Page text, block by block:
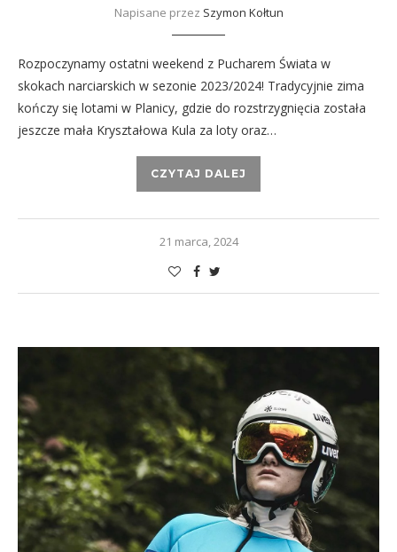
Napisane przez Szymon Kołtun
Rozpoczynamy ostatni weekend z Pucharem Świata w
skokach narciarskich w sezonie 2023/2024! Tradycyjnie zima
kończy się lotami w Planicy, gdzie do rozstrzygnięcia została
jeszcze mała Kryształowa Kula za loty oraz…
CZYTAJ DALEJ
21 marca, 2024